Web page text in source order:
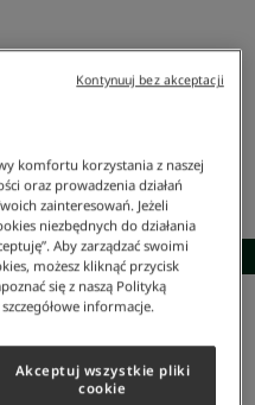
2k24
komfortu korzystania z naszej
oraz prowadzenia działań
zainteresowań. Jeżeli
niezbędnych do działania
Aby zarządzać swoimi
możesz kliknąć przycisk
się z naszą Polityką
informacje.
Akceptuj wszystkie pliki
cookie
Kontynuuj bez akceptacji